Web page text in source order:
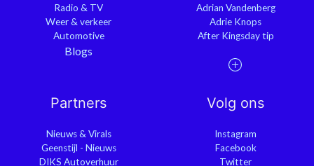
Radio & TV
Weer & verkeer
Automotive
Blogs
Adrian Vandenberg
Adrie Knops
After Kingsday tip
Partners
Nieuws & Virals
Geenstijl - Nieuws
DIKS Autoverhuur
Volg ons
Instagram
Facebook
Twitter